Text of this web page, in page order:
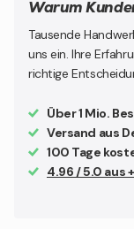
Warum
Tausende
uns ein. Ihre
richtige
Über 1 Mio.
Versand aus
100 Tage
4.96 / 5.0 aus